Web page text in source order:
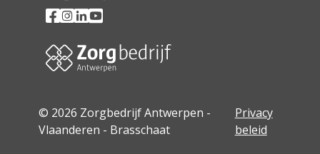
© 2026 Zorgbedrijf Antwerpen -
Vlaanderen - Brasschaat
Privacy
beleid